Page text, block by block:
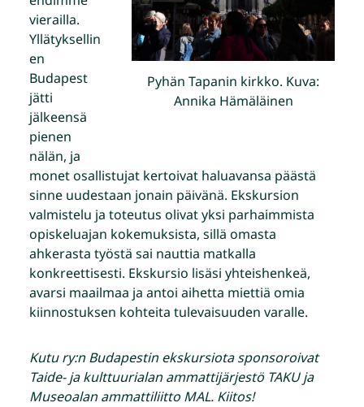
Pyhän Tapanin kirkko. Kuva:
Annika Hämäläinen
vierailla.
Yllätyksellin
en
Budapest
jätti
jälkeensä
pienen
nälän, ja
monet osallistujat kertoivat haluavansa päästä
sinne uudestaan jonain päivänä. Ekskursion
valmistelu ja toteutus olivat yksi parhaimmista
opiskeluajan kokemuksista, sillä omasta
ahkerasta työstä sai nauttia matkalla
konkreettisesti. Ekskursio lisäsi yhteishenkeä,
avarsi maailmaa ja antoi aihetta miettiä omia
kiinnostuksen kohteita tulevaisuuden varalle.
Kutu ry:n Budapestin ekskursiota sponsoroivat
Taide- ja kulttuurialan ammattijärjestö TAKU ja
Museoalan ammattiliitto MAL. Kiitos!